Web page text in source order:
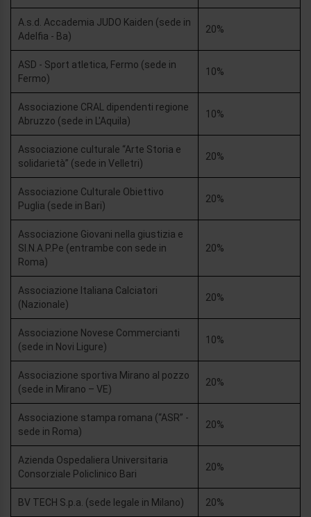
A.s.d. Accademia JUDO Kaiden (sede in
Adelfia - Ba)
20%
ASD - Sport atletica, Fermo (sede in
Fermo)
10%
Associazione CRAL dipendenti regione
Abruzzo (sede in L'Aquila)
10%
Associazione culturale “Arte Storia e
solidarietà” (sede in Velletri)
20%
Associazione Culturale Obiettivo
Puglia (sede in Bari)
20%
Associazione Giovani nella giustizia e
SI.N.A.P.Pe (entrambe con sede in
Roma)
20%
Associazione Italiana Calciatori
(Nazionale)
20%
Associazione Novese Commercianti
(sede in Novi Ligure)
10%
Associazione sportiva Mirano al pozzo
(sede in Mirano – VE)
20%
Associazione stampa romana (“ASR” -
sede in Roma)
20%
Azienda Ospedaliera Universitaria
Consorziale Policlinico Bari
20%
BV TECH S.p.a. (sede legale in Milano) 20%